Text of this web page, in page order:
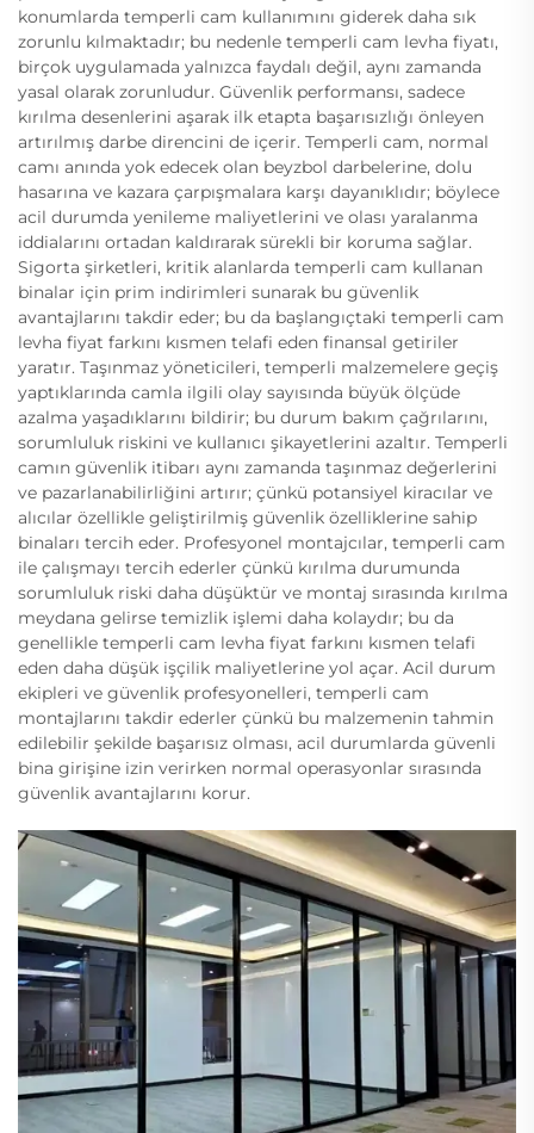
konumlarda temperli cam kullanımını giderek daha sık
zorunlu kılmaktadır; bu nedenle temperli cam levha fiyatı,
birçok uygulamada yalnızca faydalı değil, aynı zamanda
yasal olarak zorunludur. Güvenlik performansı, sadece
kırılma desenlerini aşarak ilk etapta başarısızlığı önleyen
artırılmış darbe direncini de içerir. Temperli cam, normal
camı anında yok edecek olan beyzbol darbelerine, dolu
hasarına ve kazara çarpışmalara karşı dayanıklıdır; böylece
acil durumda yenileme maliyetlerini ve olası yaralanma
iddialarını ortadan kaldırarak sürekli bir koruma sağlar.
Sigorta şirketleri, kritik alanlarda temperli cam kullanan
binalar için prim indirimleri sunarak bu güvenlik
avantajlarını takdir eder; bu da başlangıçtaki temperli cam
levha fiyat farkını kısmen telafi eden finansal getiriler
yaratır. Taşınmaz yöneticileri, temperli malzemelere geçiş
yaptıklarında camla ilgili olay sayısında büyük ölçüde
azalma yaşadıklarını bildirir; bu durum bakım çağrılarını,
sorumluluk riskini ve kullanıcı şikayetlerini azaltır. Temperli
camın güvenlik itibarı aynı zamanda taşınmaz değerlerini
ve pazarlanabilirliğini artırır; çünkü potansiyel kiracılar ve
alıcılar özellikle geliştirilmiş güvenlik özelliklerine sahip
binaları tercih eder. Profesyonel montajcılar, temperli cam
ile çalışmayı tercih ederler çünkü kırılma durumunda
sorumluluk riski daha düşüktür ve montaj sırasında kırılma
meydana gelirse temizlik işlemi daha kolaydır; bu da
genellikle temperli cam levha fiyat farkını kısmen telafi
eden daha düşük işçilik maliyetlerine yol açar. Acil durum
ekipleri ve güvenlik profesyonelleri, temperli cam
montajlarını takdir ederler çünkü bu malzemenin tahmin
edilebilir şekilde başarısız olması, acil durumlarda güvenli
bina girişine izin verirken normal operasyonlar sırasında
güvenlik avantajlarını korur.